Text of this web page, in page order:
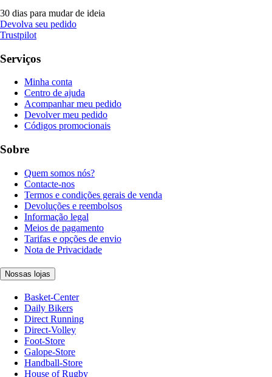
30 dias para mudar de ideia
Devolva seu pedido
Trustpilot
Serviços
Minha conta
Centro de ajuda
Acompanhar meu pedido
Devolver meu pedido
Códigos promocionais
Sobre
Quem somos nós?
Contacte-nos
Termos e condições gerais de venda
Devoluções e reembolsos
Informação legal
Meios de pagamento
Tarifas e opções de envio
Nota de Privacidade
Nossas lojas
Basket-Center
Daily Bikers
Direct Running
Direct-Volley
Foot-Store
Galope-Store
Handball-Store
House of Rugby